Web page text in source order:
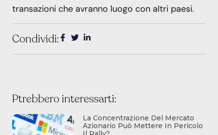
transazioni che avranno luogo con altri paesi.
Condividi:
Ptrebbero interessarti:
La Concentrazione Del Mercato
Azionario Può Mettere In Pericolo